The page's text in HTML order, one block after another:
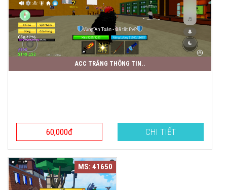
ACC TRẮNG THÔNG TIN..
60,000đ CHI TIẾT
MS: 41650